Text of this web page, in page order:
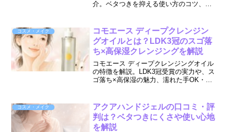
介。ベタつきを抑える使い方のコツ、失
コスメ・メイク
コモエース ディープクレンジン
グオイルとは？LDK3冠のスゴ落
ち×高保湿クレンジングを解説
コモエース ディープクレンジングオイル
の特徴を解説。LDK3冠受賞の実力や、ス
ゴ落ち×高保湿の魅力、濡れた手OK・ま
コスメ・メイク
アクアハンドジェルの口コミ・評
判は？ベタつきにくさや使い心地
を解説